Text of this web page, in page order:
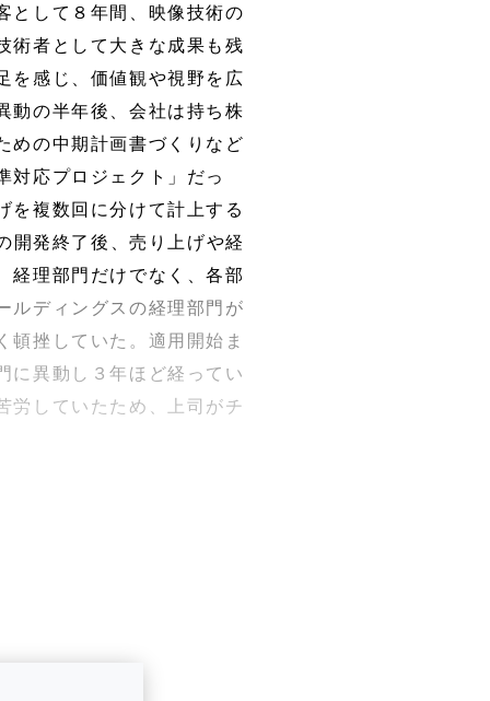
として８年間、映像技術の
術者として大きな成果も残
を感じ、価値観や視野を広
動の半年後、会社は持ち株
めの中期計画書づくりなど
対応プロジェクト」だっ
を複数回に分けて計上する
開発終了後、売り上げや経
経理部門だけでなく、各部
ルディングスの経理部門が
頓挫していた。適用開始ま
に異動し３年ほど経ってい
労していたため、上司がチ